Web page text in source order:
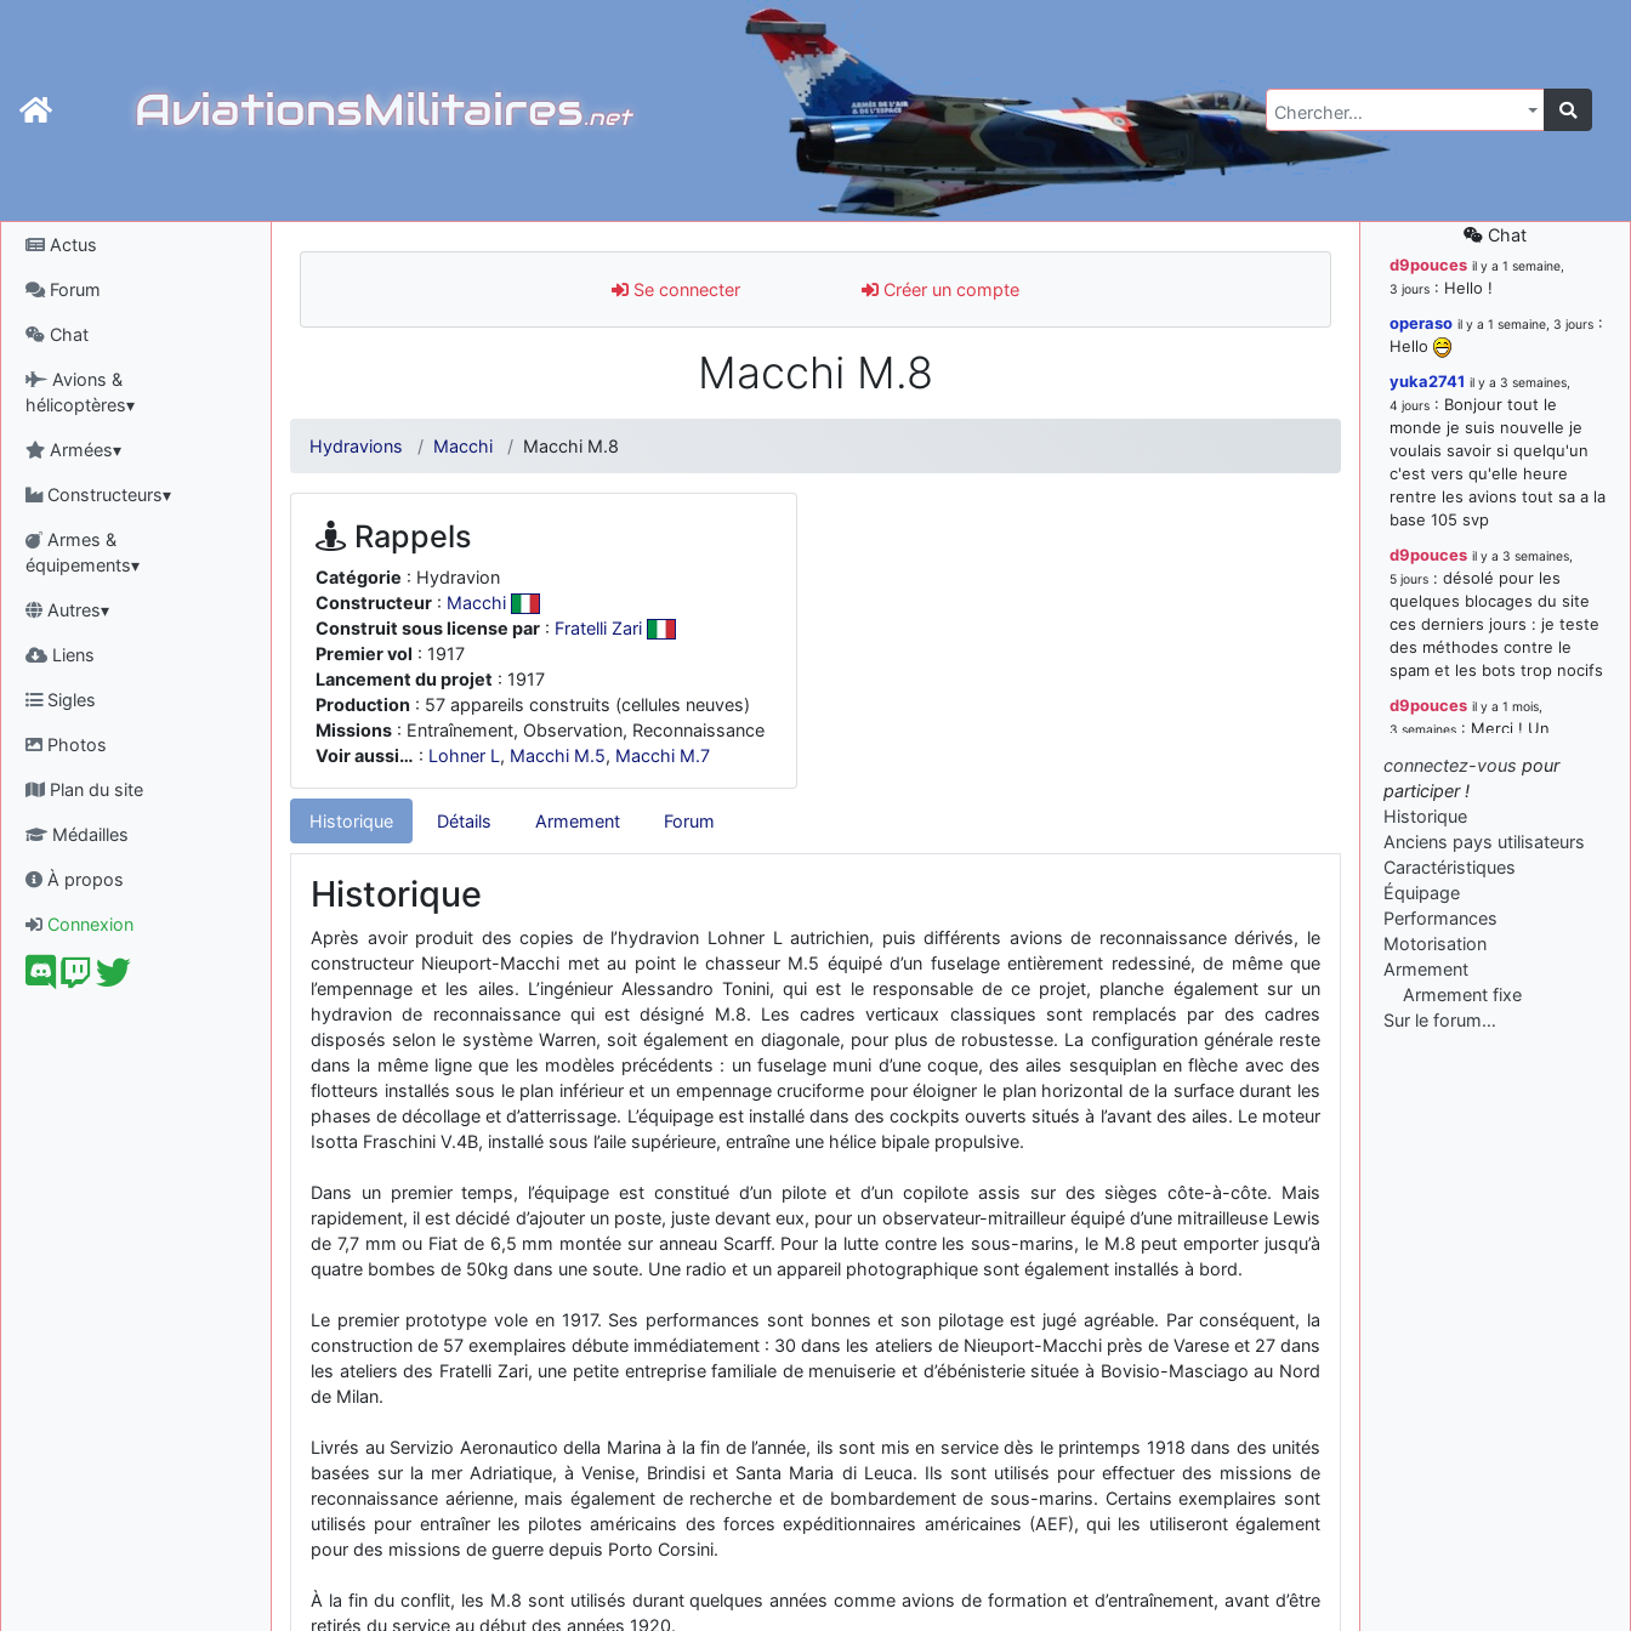
AviationsMilitaires.net Chercher…
Actus
Forum
Chat
Avions &
hélicoptères▾
Armées▾
Constructeurs▾
Armes &
équipements▾
Autres▾
Liens
Sigles
Photos
Plan du site
Médailles
À propos
Connexion
Se connecter Créer un compte
Macchi M.8
Hydravions Macchi Macchi M.8
Rappels
Catégorie : Hydravion
Constructeur : Macchi
Construit sous license par : Fratelli Zari
Premier vol : 1917
Lancement du projet : 1917
Production : 57 appareils construits (cellules neuves)
Missions : Entraînement, Observation, Reconnaissance
Voir aussi… : Lohner L, Macchi M.5, Macchi M.7
Historique Détails Armement Forum
Historique
Après avoir produit des copies de l’hydravion Lohner L autrichien, puis différents avions de reconnaissance dérivés, le
constructeur Nieuport-Macchi met au point le chasseur M.5 équipé d’un fuselage entièrement redessiné, de même que
l’empennage et les ailes. L’ingénieur Alessandro Tonini, qui est le responsable de ce projet, planche également sur un
hydravion de reconnaissance qui est désigné M.8. Les cadres verticaux classiques sont remplacés par des cadres
disposés selon le système Warren, soit également en diagonale, pour plus de robustesse. La configuration générale reste
dans la même ligne que les modèles précédents : un fuselage muni d’une coque, des ailes sesquiplan en flèche avec des
flotteurs installés sous le plan inférieur et un empennage cruciforme pour éloigner le plan horizontal de la surface durant les
phases de décollage et d’atterrissage. L’équipage est installé dans des cockpits ouverts situés à l’avant des ailes. Le moteur
Isotta Fraschini V.4B, installé sous l’aile supérieure, entraîne une hélice bipale propulsive.
Dans un premier temps, l’équipage est constitué d’un pilote et d’un copilote assis sur des sièges côte-à-côte. Mais
rapidement, il est décidé d’ajouter un poste, juste devant eux, pour un observateur-mitrailleur équipé d’une mitrailleuse Lewis
de 7,7 mm ou Fiat de 6,5 mm montée sur anneau Scarff. Pour la lutte contre les sous-marins, le M.8 peut emporter jusqu’à
quatre bombes de 50kg dans une soute. Une radio et un appareil photographique sont également installés à bord.
Le premier prototype vole en 1917. Ses performances sont bonnes et son pilotage est jugé agréable. Par conséquent, la
construction de 57 exemplaires débute immédiatement : 30 dans les ateliers de Nieuport-Macchi près de Varese et 27 dans
les ateliers des Fratelli Zari, une petite entreprise familiale de menuiserie et d’ébénisterie située à Bovisio-Masciago au Nord
de Milan.
Livrés au Servizio Aeronautico della Marina à la fin de l’année, ils sont mis en service dès le printemps 1918 dans des unités
basées sur la mer Adriatique, à Venise, Brindisi et Santa Maria di Leuca. Ils sont utilisés pour effectuer des missions de
reconnaissance aérienne, mais également de recherche et de bombardement de sous-marins. Certains exemplaires sont
utilisés pour entraîner les pilotes américains des forces expéditionnaires américaines (AEF), qui les utiliseront également
pour des missions de guerre depuis Porto Corsini.
À la fin du conflit, les M.8 sont utilisés durant quelques années comme avions de formation et d’entraînement, avant d’être
retirés du service au début des années 1920.
Chat
d9pouces il y a 1 semaine,
3 jours : Hello !
operaso il y a 1 semaine, 3 jours :
Hello
yuka2741 il y a 3 semaines,
4 jours : Bonjour tout le
monde je suis nouvelle je
voulais savoir si quelqu'un
c'est vers qu'elle heure
rentre les avions tout sa a la
base 105 svp
d9pouces il y a 3 semaines,
5 jours : désolé pour les
quelques blocages du site
ces derniers jours : je teste
des méthodes contre le
spam et les bots trop nocifs
d9pouces il y a 1 mois,
3 semaines : Merci ! Un
paxwax il y a 1 mois, 3 semaines
Super, la nouvelle bannière
d9pouces il y a 2 mois,
1 semaine: je suis un
avion@,._,+ > lesquels ? je
ne suis pas sûr de
comprendre
d9pouces
1 semaine: ouakamois > si tu
parles du sujet sur l'Armée
connectez-vous pour
participer !
Historique
Anciens pays utilisateurs
Caractéristiques
Équipage
Performances
Motorisation
Armement
Armement fixe
Sur le forum…